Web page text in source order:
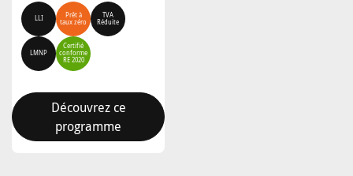
LLI
Prêt à
taux zéro
TVA
Réduite
LMNP
Certifié
conforme
RE 2020
Découvrez ce
programme